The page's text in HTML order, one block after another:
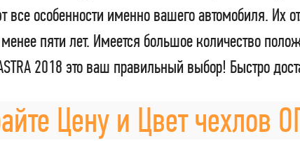
особенности именно вашего автомобиля. Их
пяти лет. Имеется большое количество
2018 это ваш правильный выбор! Быстро
Цену и Цвет чехлов